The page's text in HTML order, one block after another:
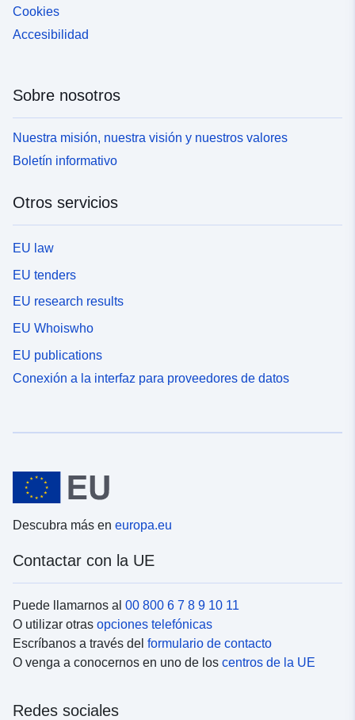
Cookies
Accesibilidad
Sobre nosotros
Nuestra misión, nuestra visión y nuestros valores
Boletín informativo
Otros servicios
EU law
EU tenders
EU research results
EU Whoiswho
EU publications
Conexión a la interfaz para proveedores de datos
Descubra más en europa.eu
Contactar con la UE
Puede llamarnos al 00 800 6 7 8 9 10 11
O utilizar otras opciones telefónicas
Escríbanos a través del formulario de contacto
O venga a conocernos en uno de los centros de la UE
Redes sociales